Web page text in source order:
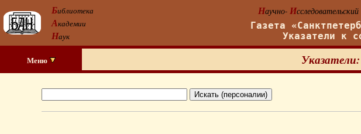
Библиотека
Академии
Наук
Научно- Исследовательский
Газета
Указатели к
Меню